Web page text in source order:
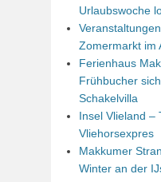
Urlaubswoche
Zomermarkt im
Ferienhaus
Frühbucher
Schakelvilla
Insel Vlieland –
Vliehorsexpres
Makkumer
Winter an der